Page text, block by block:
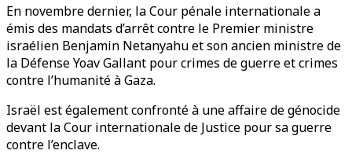
En novembre dernier, la Cour pénale internationale a
émis des mandats d’arrêt contre le Premier ministre
israélien Benjamin Netanyahu et son ancien ministre de
la Défense Yoav Gallant pour crimes de guerre et crimes
contre l’humanité à Gaza.
Israël est également confronté à une affaire de génocide
devant la Cour internationale de Justice pour sa guerre
contre l’enclave.